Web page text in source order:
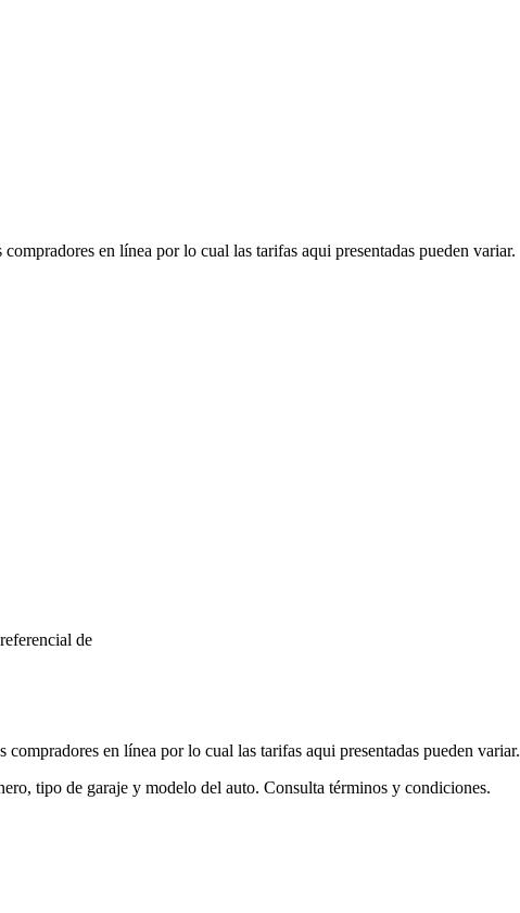
en línea por lo cual las tarifas aqui presentadas pueden variar.
de
en línea por lo cual las tarifas aqui presentadas pueden variar.
tipo de garaje y modelo del auto. Consulta términos y condiciones.